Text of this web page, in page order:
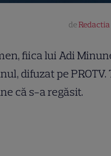
de
fiica lui Adi
difuzat pe
că s-a regăsit.